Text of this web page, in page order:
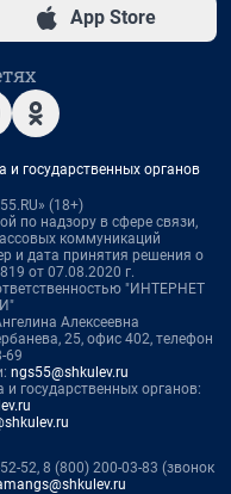
App Store
государственных органов
(18+)
по надзору в сфере связи,
коммуникаций
и дата принятия решения о
от 07.08.2020 г.
"ИНТЕРНЕТ
Алексеевна
25, офис 402, телефон
69
ngs55@shkulev.ru
государственных органов:
52, 8 (800) 200-03-83 (звонок